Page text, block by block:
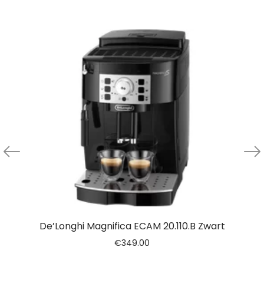
De’Longhi Magnifica ECAM 20.110.B Zwart
€349.00